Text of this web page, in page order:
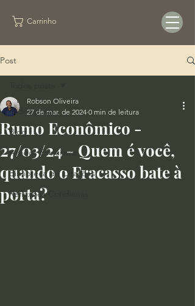
Carrinho
Post
Todos posts
Blog
Artigos Exclusivos
Biblioteca de Citações
Reflexões Cotidianas
Rumo Econômico -
27/03/24 - Quem é você,
quando o Fracasso bate à
porta?
Robson Oliveira
27 de mar. de 2024 0 min de leitura